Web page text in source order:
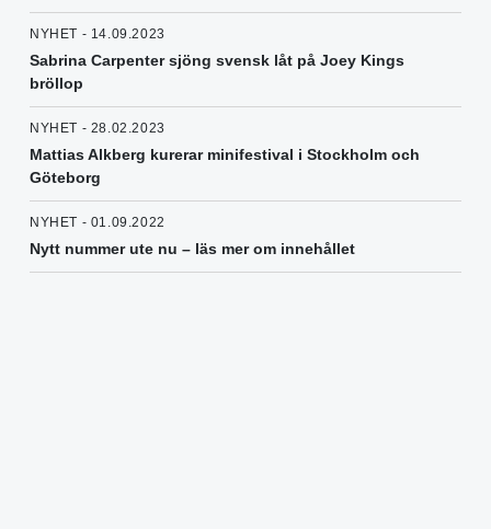
NYHET - 14.09.2023
Sabrina Carpenter sjöng svensk låt på Joey Kings
bröllop
NYHET - 28.02.2023
Mattias Alkberg kurerar minifestival i Stockholm och
Göteborg
NYHET - 01.09.2022
Nytt nummer ute nu – läs mer om innehållet